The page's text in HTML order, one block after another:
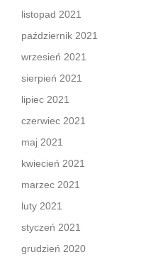
listopad 2021
październik 2021
wrzesień 2021
sierpień 2021
lipiec 2021
czerwiec 2021
maj 2021
kwiecień 2021
marzec 2021
luty 2021
styczeń 2021
grudzień 2020